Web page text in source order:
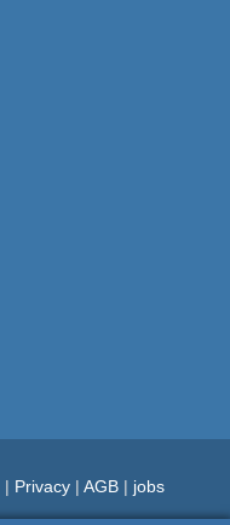
| Privacy| AGB| jobs